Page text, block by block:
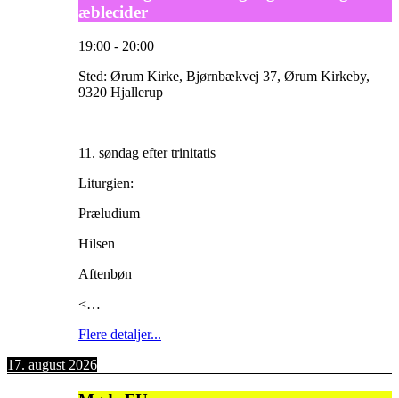
æblecider
19:00 - 20:00
Sted: Ørum Kirke, Bjørnbækvej 37, Ørum Kirkeby,
9320 Hjallerup
11. søndag efter trinitatis
Liturgien:
Præludium
Hilsen
Aftenbøn
<…
Flere detaljer...
17. august 2026